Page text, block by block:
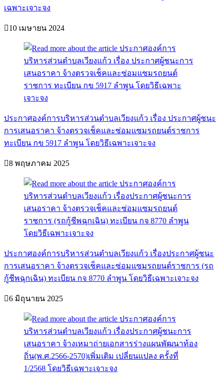
เฉพาะเจาะจง
10 เมษายน 2024
ประกาศองค์การบริหารส่วนตำบลเวียงแก้ว เรื่อง ประกาศผู้ชนะ
การเสนอราคา จ้างตรวจเช็คและซ่อมแซมรถยนต์ราชการ
ทะเบียน กข 5917 ลำพูน โดยวิธีเฉพาะเจาะจง
8 พฤษภาคม 2025
ประกาศองค์การบริหารส่วนตำบลเวียงแก้ว เรื่องประกาศผู้ชนะ
การเสนอราคา จ้างตรวจเช็คและซ่อมแซมรถยนต์ราชการ (รถ
กู้ชีพฉุกเฉิน) ทะเบียน กจ 8770 ลำพูน โดยวิธีเฉพาะเจาะจง
6 มิถุนายน 2025